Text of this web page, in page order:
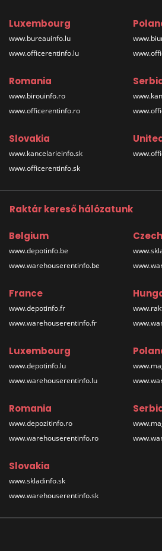
Luxembourg
www.bureauinfo.lu
www.officerentinfo.lu
Romania
www.birouinfo.ro
www.officerentinfo.ro
Slovakia
www.kancelarieinfo.sk
www.officerentinfo.sk
Raktár kereső hálózatunk
Belgium
www.depotinfo.be
www.warehouserentinfo.be
France
www.depotinfo.fr
www.warehouserentinfo.fr
Luxembourg
www.depotinfo.lu
www.warehouserentinfo.lu
Romania
www.depozitinfo.ro
www.warehouserentinfo.ro
Slovakia
www.skladinfo.sk
www.warehouserentinfo.sk